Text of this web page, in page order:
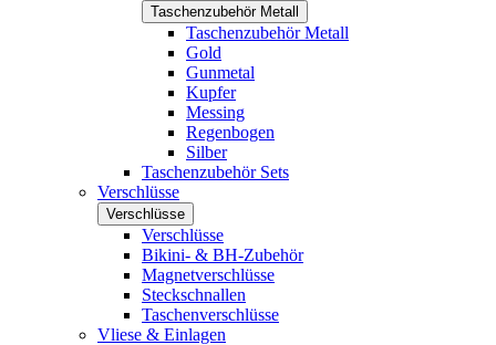
Taschenzubehör Metall
Taschenzubehör Metall
Gold
Gunmetal
Kupfer
Messing
Regenbogen
Silber
Taschenzubehör Sets
Verschlüsse
Verschlüsse
Verschlüsse
Bikini- & BH-Zubehör
Magnetverschlüsse
Steckschnallen
Taschenverschlüsse
Vliese & Einlagen